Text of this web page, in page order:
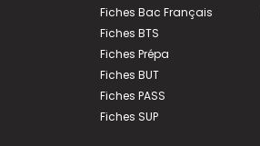
Fiches Bac Français
Fiches BTS
Fiches Prépa
Fiches BUT
Fiches PASS
Fiches SUP